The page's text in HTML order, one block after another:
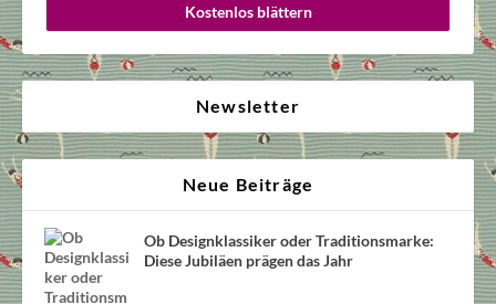
Kostenlos blättern
Newsletter
Neue Beiträge
Ob Designklassiker oder Traditionsmarke:
Diese Jubiläen prägen das Jahr